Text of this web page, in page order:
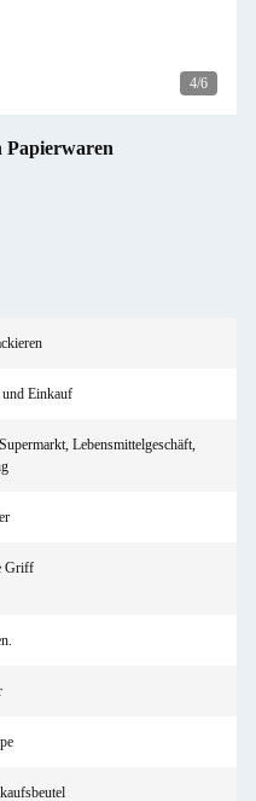
4/6
Papierwaren
Einkauf
Lebensmittelgeschäft,
Griff